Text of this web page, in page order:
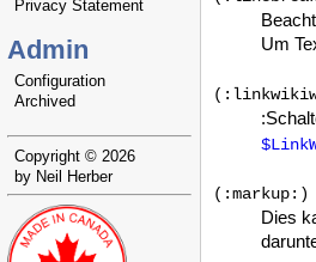
Privacy Statement
Admin
Configuration
Archived
Copyright © 2026
by Neil Herber
Um
Dies